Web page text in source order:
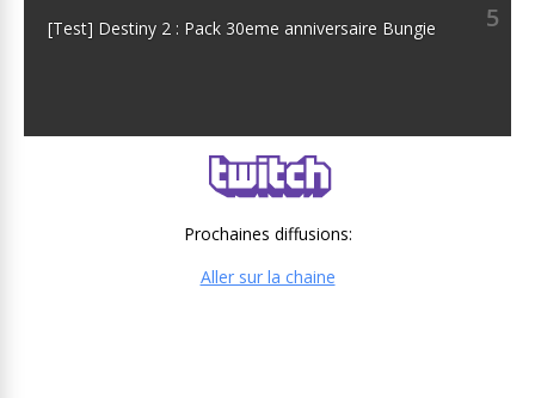
5
[Test] Destiny 2 : Pack 30eme anniversaire Bungie
Prochaines diffusions:
Aller sur la chaine